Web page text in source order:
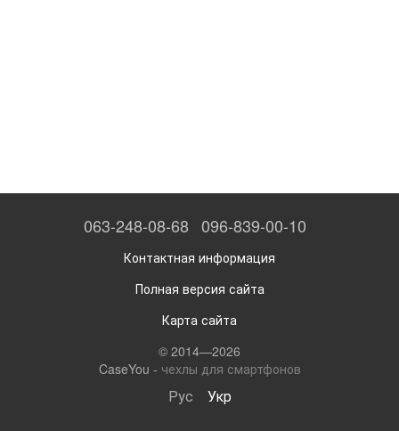
063-248-08-68 096-839-00-10
Контактная информация
Полная версия сайта
Карта сайта
© 2014—2026
CaseYou - чехлы для смартфонов
Рус Укр